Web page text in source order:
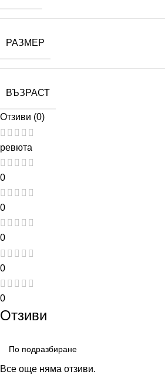
РАЗМЕР
ВЪЗРАСТ
Отзиви (0)
ревюта
0
0
0
0
0
Отзиви
Все още няма отзиви.